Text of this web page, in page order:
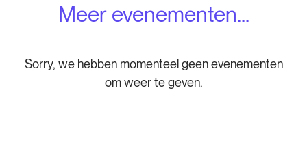
Meer evenementen...
Sorry, we hebben momenteel geen evenementen
om weer te geven.